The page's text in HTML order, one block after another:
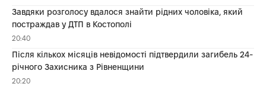
Завдяки розголосу вдалося знайти рідних чоловіка, який
постраждав у ДТП в Костополі
20:40
Після кількох місяців невідомості підтвердили загибель 24-
річного Захисника з Рівненщини
20:20